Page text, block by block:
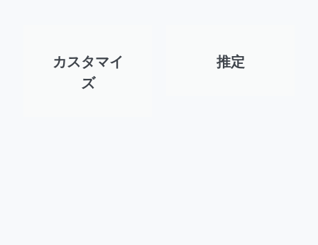
カスタマイ
ズ
推定